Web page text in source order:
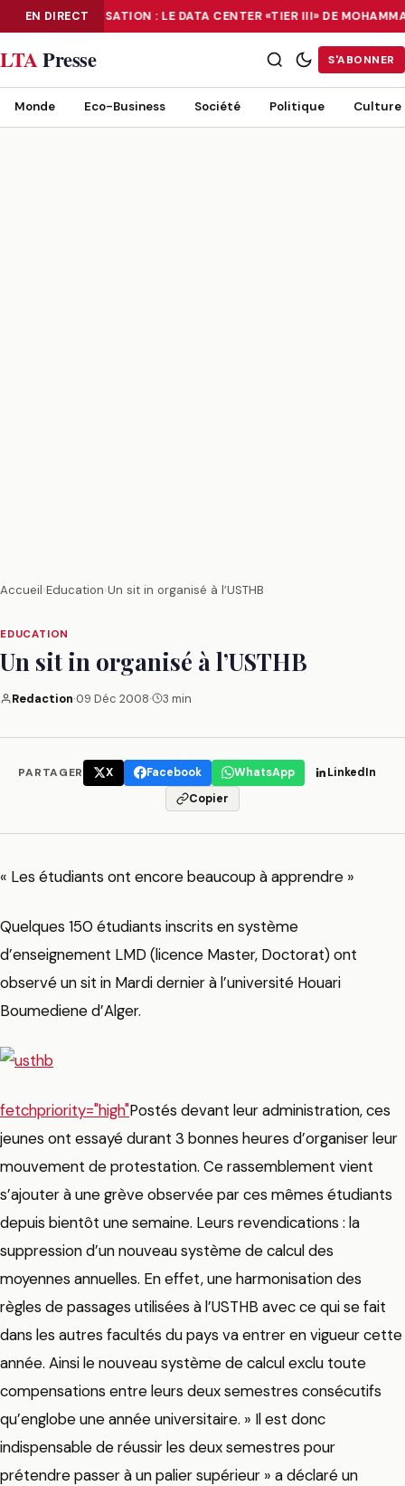
EN DIRECT
NUMÉRISATION : LE DATA CENTER «TIER III» DE
NUMÉRISATION : LE DATA CENTER «TIER III» DE MOHAMMADIA, UN
LTAPresse S'ABONNER
Monde Eco-Business Société Politique Culture
Accueil›Education›Un sit in organisé à l’USTHB
EDUCATION
Un sit in organisé à l’USTHB
Redaction·09 Déc 2008· 3 min
PARTAGER X Facebook WhatsApp
LinkedIn
Copier
« Les étudiants ont encore beaucoup à apprendre »
Quelques 150 étudiants inscrits en système
d’enseignement LMD (licence Master, Doctorat) ont
observé un sit in Mardi dernier à l’université Houari
Boumediene d’Alger.
fetchpriority="high"Postés devant leur administration, ces
jeunes ont essayé durant 3 bonnes heures d’organiser leur
mouvement de protestation. Ce rassemblement vient
s’ajouter à une grève observée par ces mêmes étudiants
depuis bientôt une semaine. Leurs revendications : la
suppression d’un nouveau système de calcul des
moyennes annuelles. En effet, une harmonisation des
règles de passages utilisées à l’USTHB avec ce qui se fait
dans les autres facultés du pays va entrer en vigueur cette
année. Ainsi le nouveau système de calcul exclu toute
compensations entre leurs deux semestres consécutifs
qu’englobe une année universitaire. » Il est donc
indispensable de réussir les deux semestres pour
prétendre passer à un palier supérieur » a déclaré un